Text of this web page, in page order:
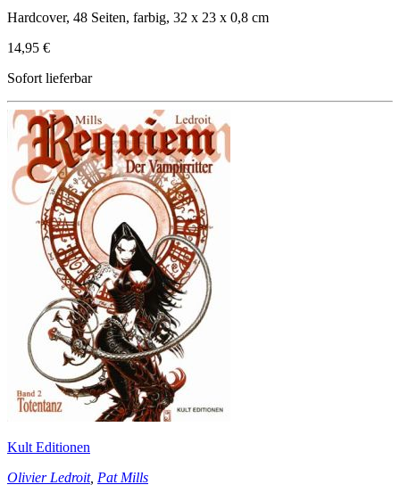
Hardcover, 48 Seiten, farbig, 32 x 23 x 0,8 cm
14,95 €
Sofort lieferbar
Kult Editionen
Olivier Ledroit, Pat Mills